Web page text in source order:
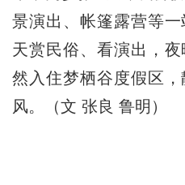
景演出、帐篷露营等
天赏民俗、看演出，
然入住梦栖谷度假区
风。（文 张良 鲁明）